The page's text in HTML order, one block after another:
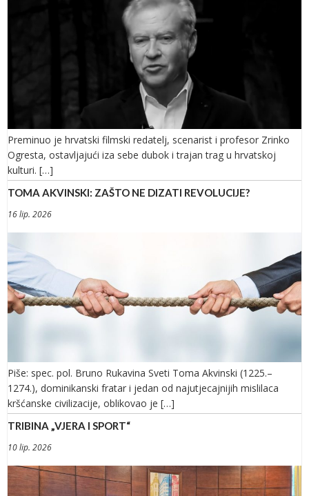
Preminuo je hrvatski filmski redatelj, scenarist i profesor Zrinko
Ogresta, ostavljajući iza sebe dubok i trajan trag u hrvatskoj
kulturi. […]
TOMA AKVINSKI: ZAŠTO NE DIZATI REVOLUCIJE?
16 lip. 2026
Piše: spec. pol. Bruno Rukavina Sveti Toma Akvinski (1225.–
1274.), dominikanski fratar i jedan od najutjecajnijih mislilaca
kršćanske civilizacije, oblikovao je […]
TRIBINA „VJERA I SPORT“
10 lip. 2026